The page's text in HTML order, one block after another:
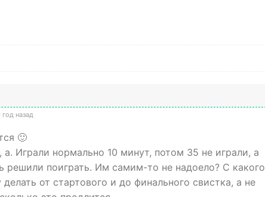
год назад
🙂
Играли нормально 10 минут, потом 35 не играли, а
решили поиграть. Им самим-то не надоело? С какого
от стартового и до финального свистка, а не